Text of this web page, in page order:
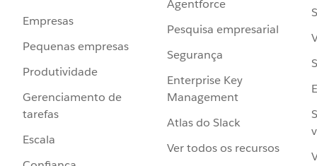
Empresas
Pequenas empresas
Produtividade
Gerenciamento de
tarefas
Escala
Agentforce
Pesquisa empresarial
Segurança
Enterprise Key
Management
Atlas do Slack
Ver todos os recursos